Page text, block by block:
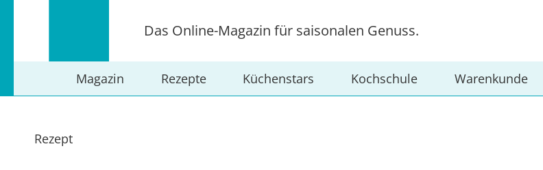
Das Online-Magazin für saisonalen Genuss.
Magazin Rezepte Küchenstars Kochschule Warenkunde
Rezept